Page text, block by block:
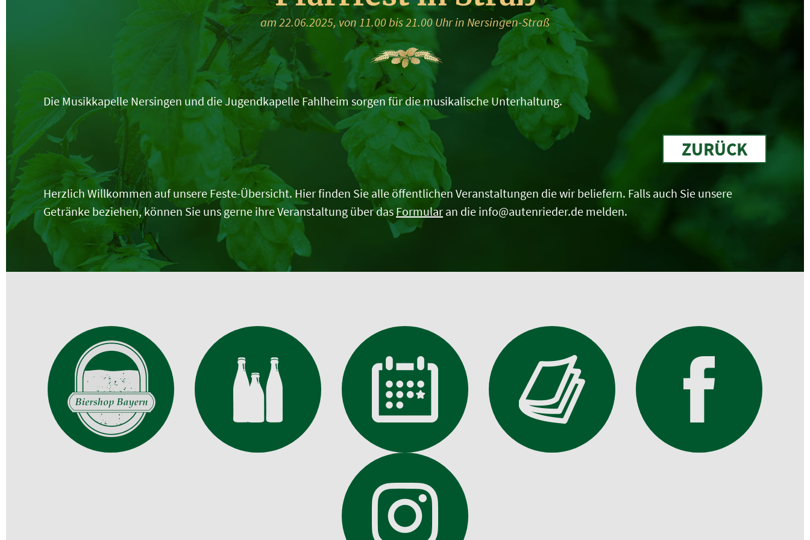
am 22.06.2025, von 11.00 bis 21.00 Uhr in Nersingen-Straß
Die Musikkapelle Nersingen und die Jugendkapelle Fahlheim sorgen für die musikalische Unterhaltung.
ZURÜCK
Herzlich Willkommen auf unsere Feste-Übersicht. Hier finden Sie alle öffentlichen Veranstaltungen die wir beliefern. Falls auch Sie unsere
Getränke beziehen, können Sie uns gerne ihre Veranstaltung über dasFormular an die info@autenrieder.de melden.